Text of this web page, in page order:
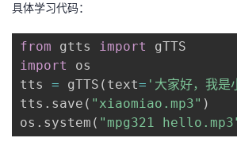
具体学习代码：
from gtts import
import
os
tts = gTTS ( text= '大家好，我是
tts . save ( "xiaomiao.mp3" )
os . system ( "mpg321